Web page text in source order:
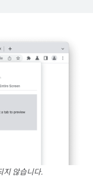
지 않습니다.